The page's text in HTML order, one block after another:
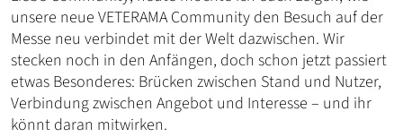
unsere neue VETERAMA Community den Besuch auf der
Messe neu verbindet mit der Welt dazwischen. Wir
stecken noch in den Anfängen, doch schon jetzt passiert
etwas Besonderes: Brücken zwischen Stand und Nutzer,
Verbindung zwischen Angebot und Interesse – und ihr
könnt daran mitwirken.